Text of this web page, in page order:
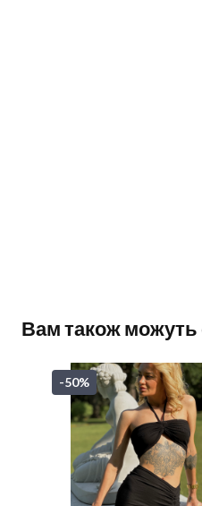
Вам також
-50%